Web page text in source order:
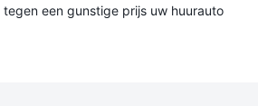
een gunstige prijs uw huurauto